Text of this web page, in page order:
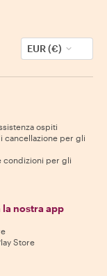
EUR (€)
ospiti
cancellazione per gli
condizioni per gli
la nostra app
Store